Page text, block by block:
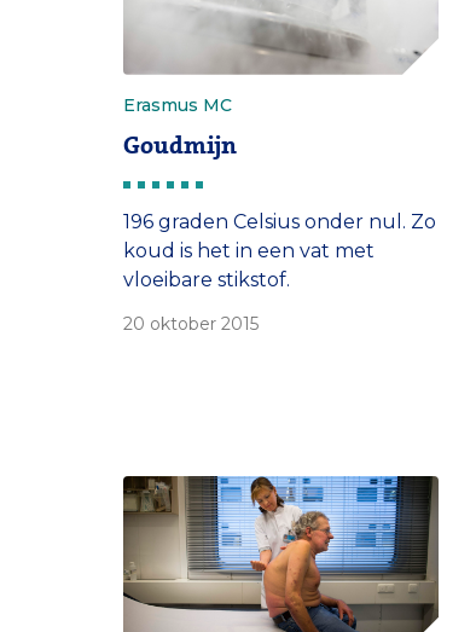
Erasmus MC
Goudmijn
196 graden Celsius onder nul. Zo
koud is het in een vat met
vloeibare stikstof.
20 oktober 2015